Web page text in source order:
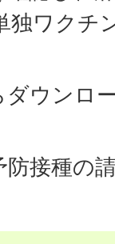
独ワクチ
ウンロ
接種の